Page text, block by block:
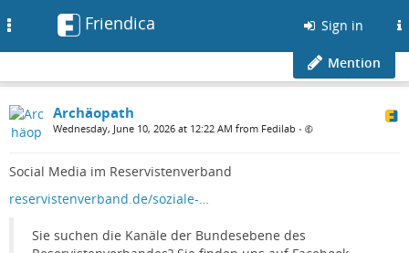
Friendica Sign in
Mention
Archäopath
Wednesday, June 10, 2026 at 12:22 AM from Fedilab •
Social Media im Reservistenverband
reservistenverband.de/soziale-…
Sie suchen die Kanäle der Bundesebene des